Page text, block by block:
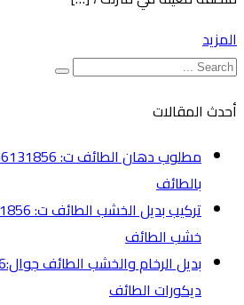
المزيد
أحدث المقالات
بالطائف
خشب الطائف
ديكورات الطائف